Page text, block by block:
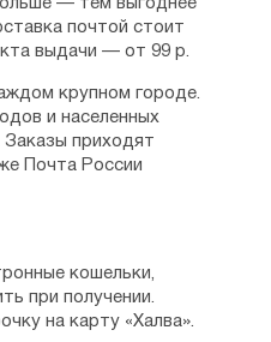
— тем выгоднее
почтой стоит
выдачи — от 99 р.
крупном городе.
и населенных
приходят
Почта России
кошельки,
при получении.
на карту «Халва».